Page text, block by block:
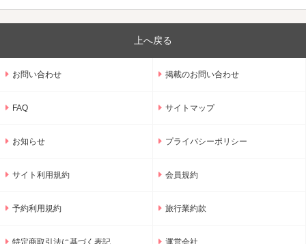
上へ戻る
お問い合わせ 掲載のお問い合わせ
FAQ サイトマップ
お知らせ プライバシーポリシー
サイト利用規約 会員規約
予約利用規約 旅行業約款
特定商取引法に基づく表記 運営会社